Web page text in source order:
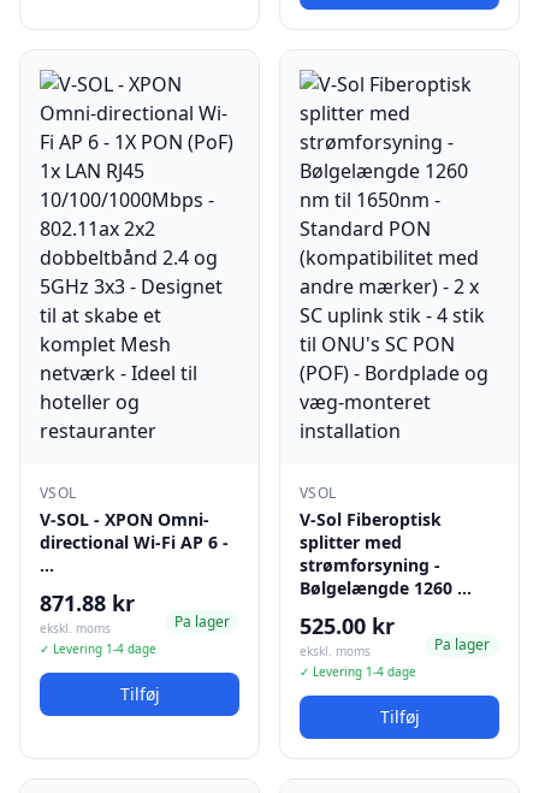
VSOL
V-SOL - XPON Omni-
directional Wi-Fi AP 6 -
…
871.88 kr
ekskl. moms
✓ Levering 1-4 dage
Pa lager
Tilføj
VSOL
V-Sol Fiberoptisk
splitter med
strømforsyning -
Bølgelængde 1260 …
525.00 kr
ekskl. moms
✓ Levering 1-4 dage
Pa lager
Tilføj